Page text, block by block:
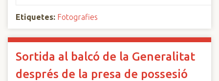
Etiquetes: Fotografies
Sortida al balcó de la Generalitat
després de la presa de possesió